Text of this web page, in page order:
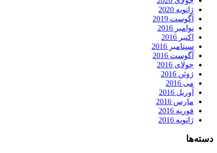
ژانویه 2020
آگوست 2019
نوامبر 2016
اکتبر 2016
سپتامبر 2016
آگوست 2016
جولای 2016
ژوئن 2016
می 2016
آوریل 2016
مارس 2016
فوریه 2016
ژانویه 2016
دسته‌ها